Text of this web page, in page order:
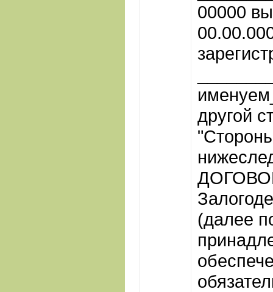
00000
другой
(далее